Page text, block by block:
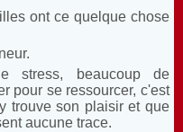
ont ce quelque chose
stress, beaucoup de
pour se ressourcer, c'est
trouve son plaisir et que
aucune trace.